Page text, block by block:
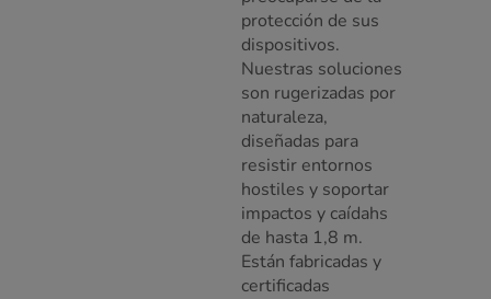
protección de sus
dispositivos.
Nuestras soluciones
son rugerizadas por
naturaleza,
diseñadas para
resistir entornos
hostiles y soportar
impactos y caídahs
de hasta 1,8 m.
Están fabricadas y
certificadas